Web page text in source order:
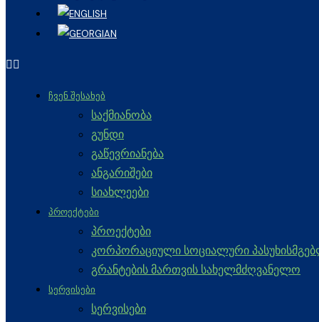
ᲩᲕᲔᲜ ᲨᲔᲡᲐᲮᲔᲑ
საქმიანობა
გუნდი
გაწევრიანება
ანგარიშები
სიახლეები
ᲞᲠᲝᲔᲥᲢᲔᲑᲘ
პროექტები
კორპორაციული სოციალური
გრანტების მართვის სახელმძღვანელო
ᲡᲔᲠᲕᲘᲡᲔᲑᲘ
სერვისები